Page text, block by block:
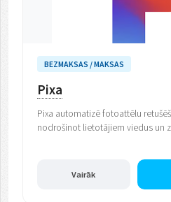
BEZMAKSAS / MAKSAS
Pixa
Pixa automatizē fotoattēlu
nodrošinot lietotājiem viedus un
Vairāk